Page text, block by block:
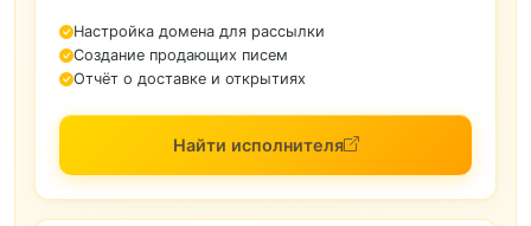
Настройка домена для рассылки
Создание продающих писем
Отчёт о доставке и открытиях
Найти исполнителя